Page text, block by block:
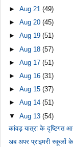
►Aug 21(49)
►Aug 20(45)
►Aug 19(51)
►Aug 18(57)
►Aug 17(51)
►Aug 16(31)
►Aug 15(37)
►Aug 14(51)
▼Aug 13(54)
कांवड़ यात्रा के दृष्टिगत
अब अपर प्राइमरी स्कूलों के